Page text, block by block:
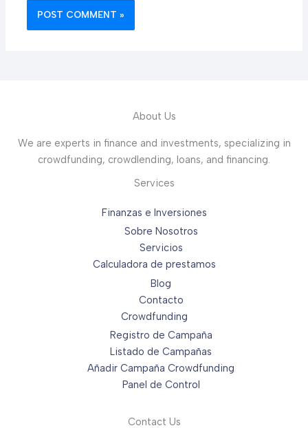
About Us
We are experts in finance and investments, specializing in
crowdfunding, crowdlending, loans, and financing.
Services
Finanzas e Inversiones
Sobre Nosotros
Servicios
Calculadora de prestamos
Blog
Contacto
Crowdfunding
Registro de Campaña
Listado de Campañas
Añadir Campaña Crowdfunding
Panel de Control
Contact Us